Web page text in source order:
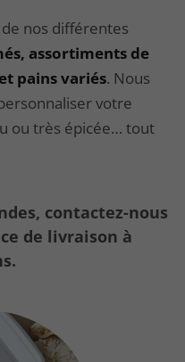
nos différentes
assortiments de
pains variés. Nous
votre
ou très épicée… tout
contactez-nous
de livraison à